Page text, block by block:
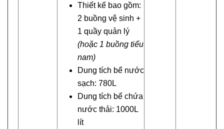
Thiết kế bao gồm:
2 buồng vệ sinh +
1 quầy quản lý
(hoặc 1 buồng tiểu
nam)
Dung tích bể nước
sạch: 780L
Dung tích bể chứa
nước thải: 1000L
lít